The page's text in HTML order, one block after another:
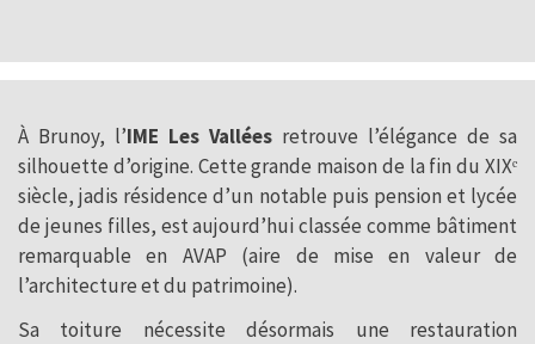
À Brunoy, l’IME Les Vallées retrouve l’élégance de sa
silhouette d’origine. Cette grande maison de la fin du XIXᵉ
siècle, jadis résidence d’un notable puis pension et lycée
de jeunes filles, est aujourd’hui classée comme bâtiment
remarquable en AVAP (aire de mise en valeur de
l’architecture et du patrimoine).
Sa toiture nécessite désormais une restauration